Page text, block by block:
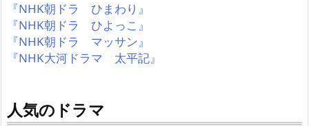
『NHK朝ドラ ひまわり』
『NHK朝ドラ ひよっこ』
『NHK朝ドラ マッサン』
『NHK大河ドラマ 太平記』
人気のドラマ